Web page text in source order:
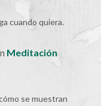
cuando quiera.
Meditación
se muestran